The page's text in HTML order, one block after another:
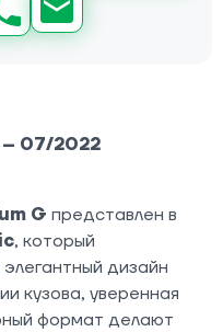
– 07/2022
G представлен в
, который
дизайн
кузова, уверенная
формат делают